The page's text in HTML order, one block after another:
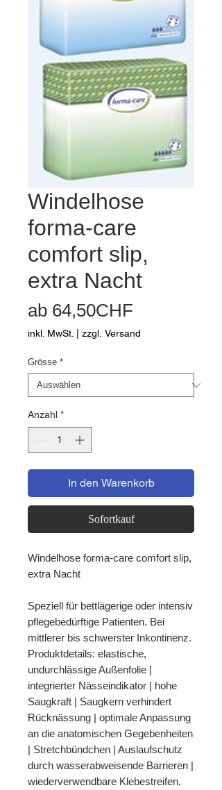
Windelhose
forma-care
comfort slip,
extra Nacht
ab 64,50CHF
Preis
inkl. MwSt. zzgl. Versand
Grösse *
Anzahl *
In den Warenkorb
Sofortkauf
Windelhose forma-care comfort slip,
extra Nacht
Speziell für bettlägerige oder intensiv
pflegebedürftige Patienten. Bei
mittlerer bis schwerster Inkontinenz.
Produktdetails: elastische,
undurchlässige Außenfolie |
integrierter Nässeindikator | hohe
Saugkraft | Saugkern verhindert
Rücknässung | optimale Anpassung
an die anatomischen Gegebenheiten
| Stretchbündchen | Auslaufschutz
durch wasserabweisende Barrieren |
wiederverwendbare Klebestreifen.